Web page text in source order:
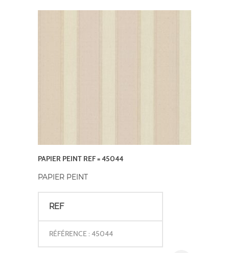
PAPIER PEINT REF = 45044
PAPIER PEINT
REF
RÉFÉRENCE : 45044